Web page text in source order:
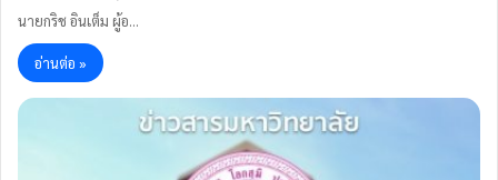
นายกริช อินเต็ม ผู้อ…
อ่านต่อ »